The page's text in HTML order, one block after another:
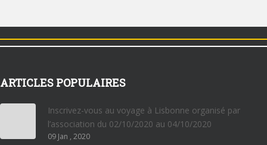
ARTICLES POPULAIRES
Inscrivez-vous au voyage à Lisbonne organisé par
l’association du 02/10/2020 au 04/10/2020
09 Jan , 2020